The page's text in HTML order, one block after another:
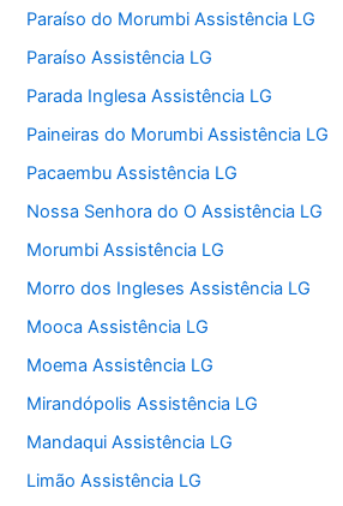
Paraíso do Morumbi Assistência LG
Paraíso Assistência LG
Parada Inglesa Assistência LG
Paineiras do Morumbi Assistência LG
Pacaembu Assistência LG
Nossa Senhora do O Assistência LG
Morumbi Assistência LG
Morro dos Ingleses Assistência LG
Mooca Assistência LG
Moema Assistência LG
Mirandópolis Assistência LG
Mandaqui Assistência LG
Limão Assistência LG